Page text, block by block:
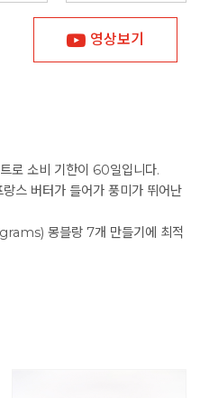
영상보기
로 소비 기한이 60일입니다.
스 버터가 들어가 풍미가 뛰어난
몽블랑 7개 만들기에 최적